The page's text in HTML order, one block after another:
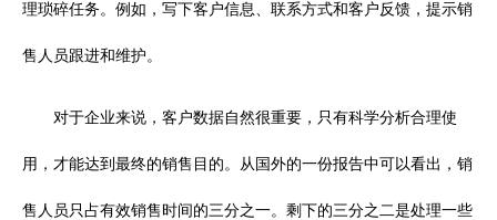
理琐碎任务。例如，写下客户信息、联系方式和客户反馈，提示销
售人员跟进和维护。
对于企业来说，客户数据自然很重要，只有科学分析合理使
用，才能达到最终的销售目的。从国外的一份报告中可以看出，销
售人员只占有效销售时间的三分之一。剩下的三分之二是处理一些